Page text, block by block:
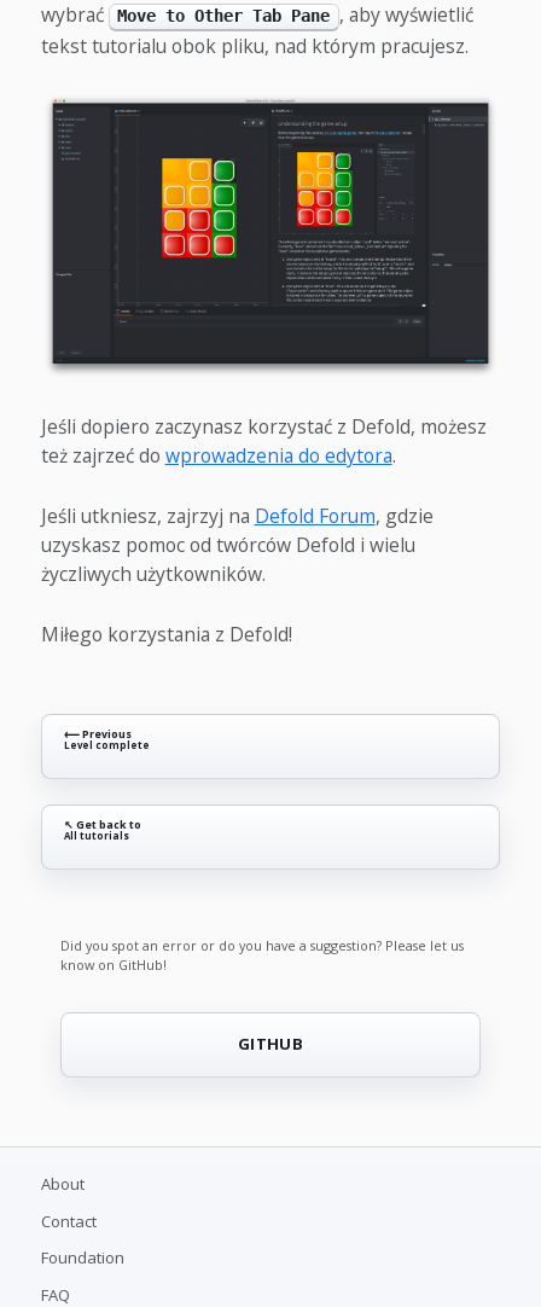
wybrać Move to Other Tab Pane , aby wyświetlić
tekst tutorialu obok pliku, nad którym pracujesz.
Jeśli dopiero zaczynasz korzystać z Defold, możesz
też zajrzeć do wprowadzenia do edytora.
Jeśli utkniesz, zajrzyj na Defold Forum, gdzie
uzyskasz pomoc od twórców Defold i wielu
życzliwych użytkowników.
Miłego korzystania z Defold!
⟵ Previous
Level complete
↖ Get back to
All tutorials
Did you spot an error or do you have a suggestion? Please let us
know on GitHub!
GITHUB
About
Contact
Foundation
FAQ